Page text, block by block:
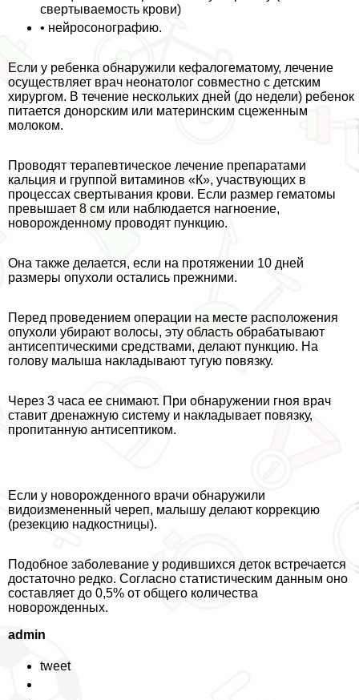
свертываемость крови)
• нейросонографию.
Если у ребенка обнаружили кефалогематому, лечение
осуществляет врач неонатолог совместно с детским
хирургом. В течение нескольких дней (до недели) ребенок
питается донорским или материнским сцеженным
молоком.
Проводят терапевтическое лечение препаратами
кальция и группой витаминов «К», участвующих в
процессах свертывания крови. Если размер гематомы
превышает 8 см или наблюдается нагноение,
новорожденному проводят пункцию.
Она также делается, если на протяжении 10 дней
размеры опухоли остались прежними.
Перед проведением операции на месте расположения
опухоли убирают волосы, эту область обpaбатывают
антисептическими средствами, делают пункцию. На
голову малыша накладывают тугую повязку.
Через 3 часа ее снимают. При обнаружении гноя врач
ставит дренажную систему и накладывает повязку,
пропитанную антисептиком.
Если у новорожденного врачи обнаружили
видоизмененный череп, малышу делают коррекцию
(резекцию надкостницы).
Подобное заболевание у родившихся деток встречается
достаточно редко. Согласно статистическим данным оно
составляет до 0,5% от общего количества
новорожденных.
admin
tweet